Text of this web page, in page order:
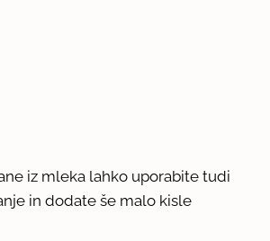
iz mleka lahko uporabite tudi
in dodate še malo kisle